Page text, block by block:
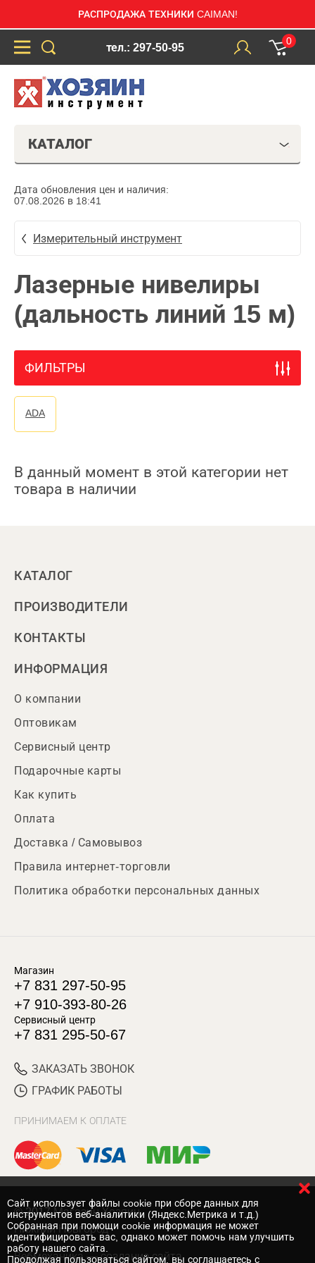
РАСПРОДАЖА ТЕХНИКИ CAIMAN!
тел.: 297-50-95
0
КАТАЛОГ
Дата обновления цен и наличия:
07.08.2026 в 18:41
Измерительный инструмент
Лазерные нивелиры
(дальность линий 15 м)
ФИЛЬТРЫ
ADA
В данный момент в этой категории нет
товара в наличии
КАТАЛОГ
ПРОИЗВОДИТЕЛИ
КОНТАКТЫ
ИНФОРМАЦИЯ
О компании
Оптовикам
Сервисный центр
Подарочные карты
Как купить
Оплата
Доставка / Самовывоз
Правила интернет-торговли
Политика обработки персональных данных
Магазин
+7 831 297-50-95
+7 910-393-80-26
Сервисный центр
+7 831 295-50-67
ЗАКАЗАТЬ ЗВОНОК
ГРАФИК РАБОТЫ
ПРИНИМАЕМ К ОПЛАТЕ
© 2017 Магазин Хозяин
Нижний Новгород
Вебмеханика — создание сайта
Cайт использует файлы cookie при сборе данных для
инструментов веб-аналитики (Яндекс.Метрика и т.д.)
Собранная при помощи cookie информация не может
идентифицировать вас, однако может помочь нам улучшить
работу нашего сайта.
Продолжая пользоваться сайтом, вы соглашаетесь с